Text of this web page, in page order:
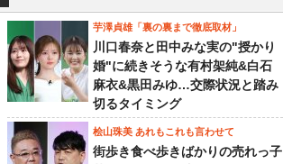
芋澤貞雄「裏の裏まで徹底取材」
川口春奈と田中みな実の"授かり
婚"に続きそうな有村架純&白石
麻衣&黒田みゆ…交際状況と踏み
切るタイミング
桧山珠美 あれもこれも言わせて
街歩き食べ歩きばかりの売れっ子